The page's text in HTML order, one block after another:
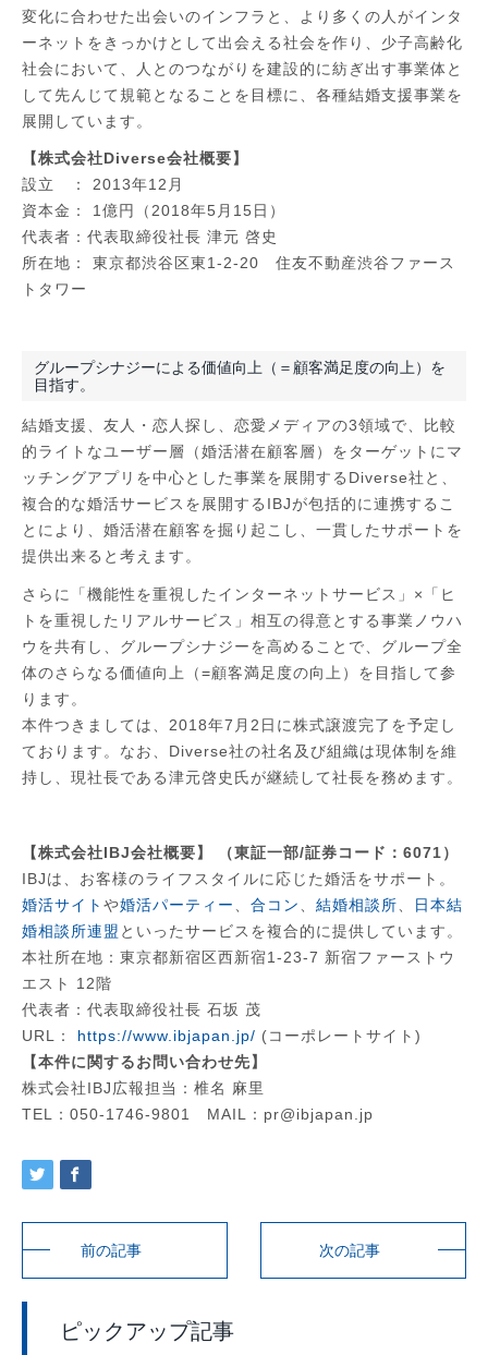
変化に合わせた出会いのインフラと、より多くの人がインタ
ーネットをきっかけとして出会える社会を作り、少子高齢化
社会において、人とのつながりを建設的に紡ぎ出す事業体と
して先んじて規範となることを目標に、各種結婚支援事業を
展開しています。
【株式会社Diverse会社概要】
設立 ： 2013年12月
資本金： 1億円（2018年5月15日）
代表者：代表取締役社長 津元 啓史
所在地： 東京都渋谷区東1-2-20 住友不動産渋谷ファース
トタワー
グループシナジーによる価値向上（＝顧客満足度の向上）を
目指す。
結婚支援、友人・恋人探し、恋愛メディアの3領域で、比較
的ライトなユーザー層（婚活潜在顧客層）をターゲットにマ
ッチングアプリを中心とした事業を展開するDiverse社と、
複合的な婚活サービスを展開するIBJが包括的に連携するこ
とにより、婚活潜在顧客を掘り起こし、一貫したサポートを
提供出来ると考えます。
さらに「機能性を重視したインターネットサービス」×「ヒ
トを重視したリアルサービス」相互の得意とする事業ノウハ
ウを共有し、グループシナジーを高めることで、グループ全
体のさらなる価値向上（=顧客満足度の向上）を目指して参
ります。
本件つきましては、2018年7月2日に株式譲渡完了を予定し
ております。なお、Diverse社の社名及び組織は現体制を維
持し、現社長である津元啓史氏が継続して社長を務めます。
【株式会社IBJ会社概要】 （東証一部/証券コード：6071）
IBJは、お客様のライフスタイルに応じた婚活をサポート。
婚活サイト や婚活パーティー 合コン 結婚相談所
日本結
婚相談所連盟 といったサービスを複合的に提供しています。
本社所在地：東京都新宿区西新宿1-23-7 新宿ファーストウ
エスト 12階
代表者：代表取締役社長 石坂 茂
URL： https://www.ibjapan.jp/ (コーポレートサイト)
【本件に関するお問い合わせ先】
株式会社IBJ広報担当：椎名 麻里
TEL：050-1746-9801 MAIL：pr@ibjapan.jp
前の記事 次の記事
ピックアップ記事